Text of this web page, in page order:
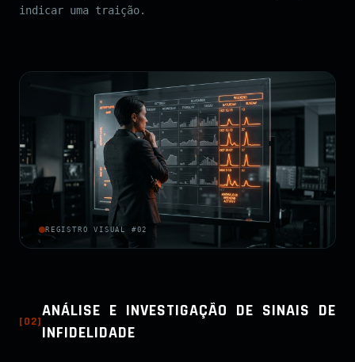
indicar uma traição.
REGISTRO VISUAL #02
[02]
ANÁLISE E INVESTIGAÇÃO DE SINAIS DE
INFIDELIDADE